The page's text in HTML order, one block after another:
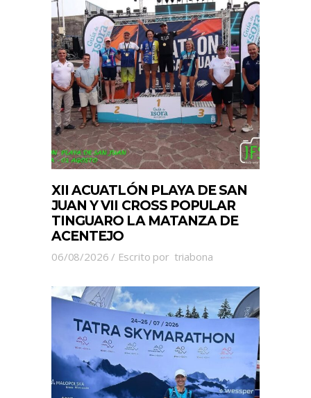
XII ACUATLÓN PLAYA DE SAN
JUAN Y VII CROSS POPULAR
TINGUARO LA MATANZA DE
ACENTEJO
06/08/2026 Escrito por triabona